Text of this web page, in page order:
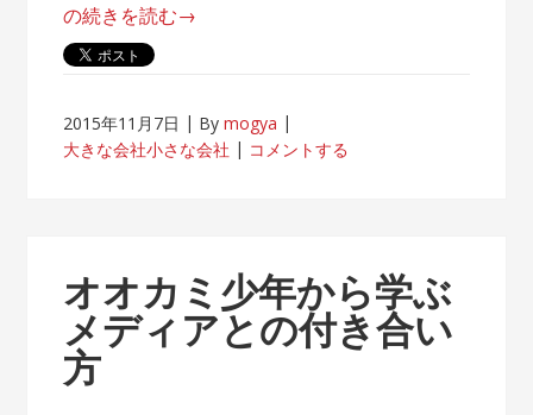
“帰
属
が
客
先
常
駐
の続きを読む→
2015年11月7日 Bymogya
大きな会社小さな会社
コメントする
オオカミ少年から学ぶ
メディアとの付き合い
方